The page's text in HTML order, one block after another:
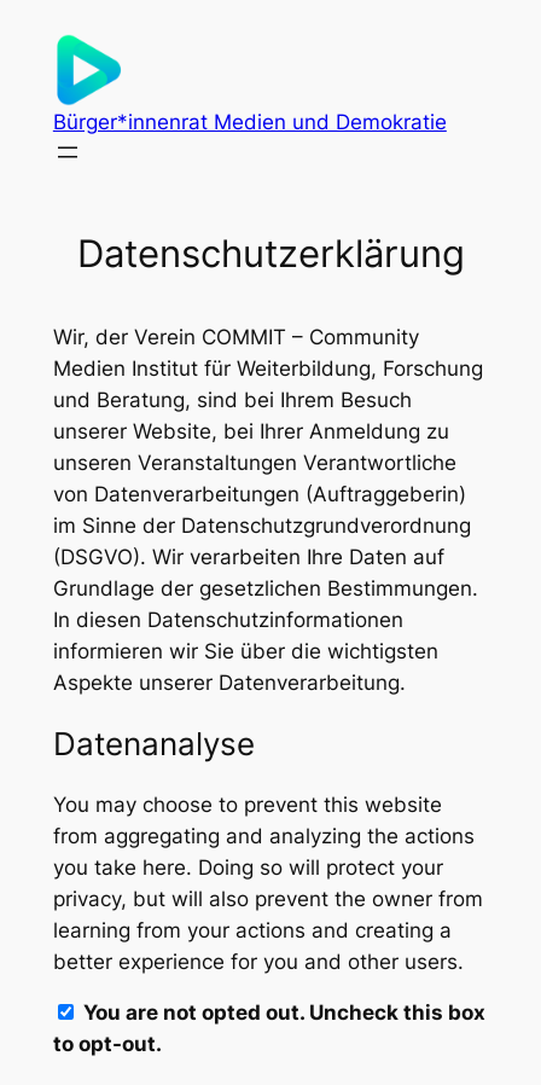
Inhalt
springen
Bürger*innenrat Medien und Demokratie
Datenschutzerklärung
Wir, der Verein COMMIT – Community
Medien Institut für Weiterbildung, Forschung
und Beratung, sind bei Ihrem Besuch
unserer Website, bei Ihrer Anmeldung zu
unseren Veranstaltungen Verantwortliche
von Datenverarbeitungen (Auftraggeberin)
im Sinne der Datenschutzgrundverordnung
(DSGVO). Wir verarbeiten Ihre Daten auf
Grundlage der gesetzlichen Bestimmungen.
In diesen Datenschutzinformationen
informieren wir Sie über die wichtigsten
Aspekte unserer Datenverarbeitung.
Datenanalyse
You may choose to prevent this website
from aggregating and analyzing the actions
you take here. Doing so will protect your
privacy, but will also prevent the owner from
learning from your actions and creating a
better experience for you and other users.
You are not opted out. Uncheck this box
to opt-out.